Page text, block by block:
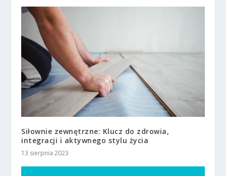
Siłownie zewnętrzne: Klucz do zdrowia,
integracji i aktywnego stylu życia
13 sierpnia 2023